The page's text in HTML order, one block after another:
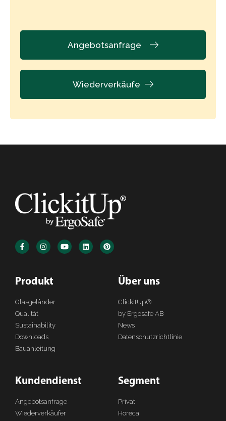
Angebotsanfrage
Wiederverkäufe
Kundendienst
Angebotsanfrage
Wiederverkäufer
Produkt
Glasgeländer
Qualität
Sustainability
Downloads
Bauanleitung
Über uns
ClickitUp®
by Ergosafe AB
News
Datenschutzrichtlinie
Segment
Privat
Horeca